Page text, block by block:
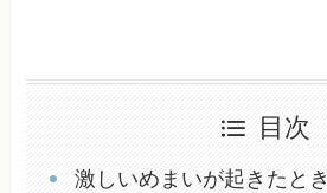
目次
激しいめまいが起きたと